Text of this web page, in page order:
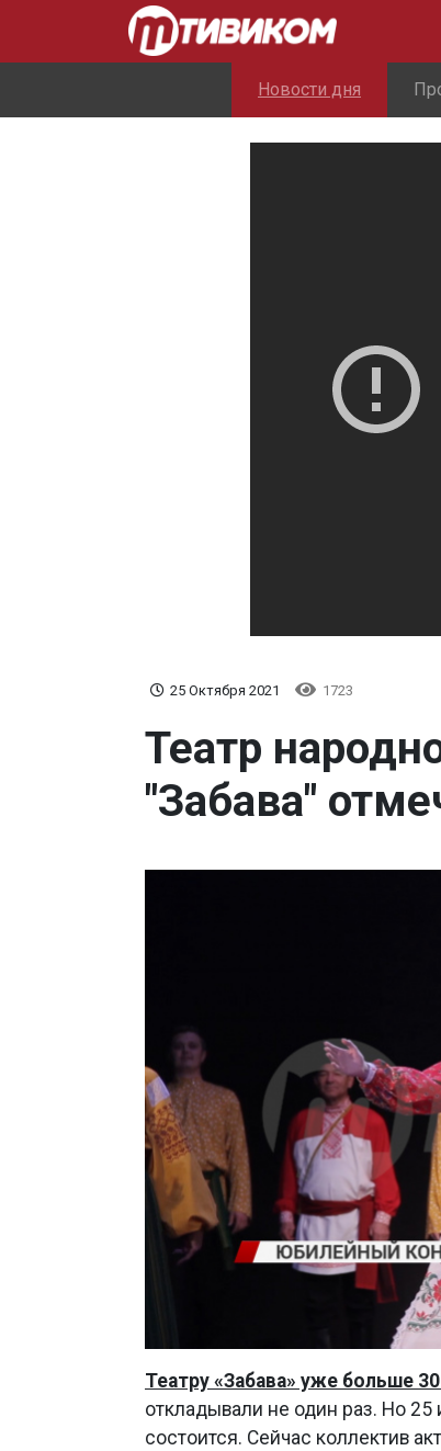
Новости дня
25 Октября 2021 1723
Театр
"Забава"
Театру «Забава» уже больше
откладывали не один раз. Но
состоится. Сейчас коллектив